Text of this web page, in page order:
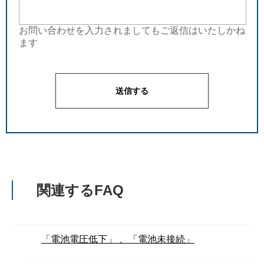
お問い合わせを入力されましてもご返信はいたしかね
ます
関連するFAQ
「電池電圧低下」 、「電池未接続」